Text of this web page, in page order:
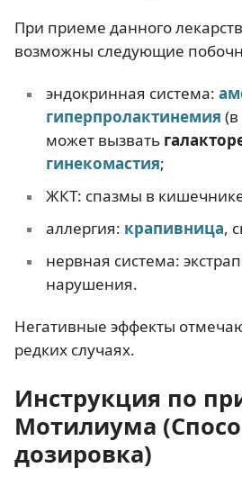
При приеме данного
возможны следующие
эндокринная система:
гиперпролактинемия
может вызвать
гинекомастия;
ЖКТ: спазмы в
аллергия: крапивница,
нервная система:
нарушения.
Негативные эффекты
редких случаях.
Инструкция по
Мотилиума
дозировка)